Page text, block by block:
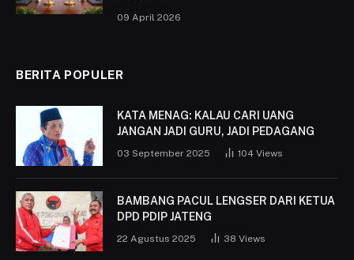
09 April 2026
BERITA POPULER
KATA MENAG: KALAU CARI UANG
JANGAN JADI GURU, JADI PEDAGANG
03 September 2025 104 Views
BAMBANG PACUL LENGSER DARI KETUA
DPD PDIP JATENG
22 Agustus 2025 38 Views